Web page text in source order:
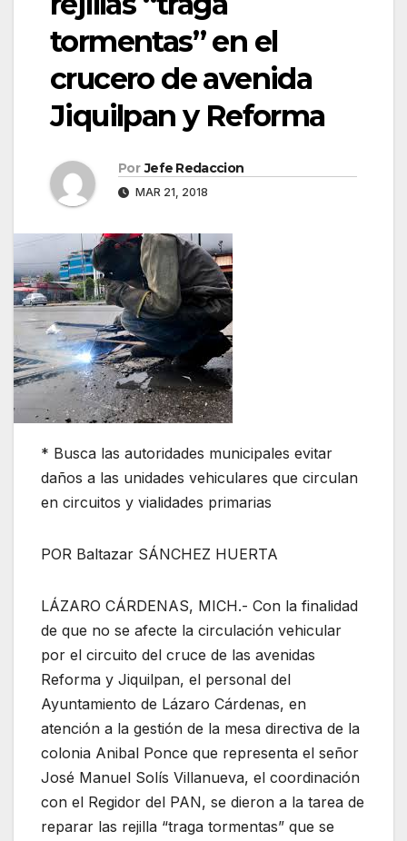
tormentas” en el
crucero de avenida
Jiquilpan y Reforma
Por Jefe Redaccion
MAR 21, 2018
* Busca las autoridades municipales evitar
daños a las unidades vehiculares que circulan
en circuitos y vialidades primarias
POR Baltazar SÁNCHEZ HUERTA
LÁZARO CÁRDENAS, MICH.- Con la finalidad
de que no se afecte la circulación vehicular
por el circuito del cruce de las avenidas
Reforma y Jiquilpan, el personal del
Ayuntamiento de Lázaro Cárdenas, en
atención a la gestión de la mesa directiva de la
colonia Anibal Ponce que representa el señor
José Manuel Solís Villanueva, el coordinación
con el Regidor del PAN, se dieron a la tarea de
reparar las rejilla “traga tormentas” que se